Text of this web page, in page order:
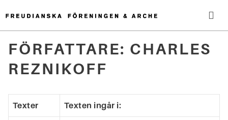
till
innehåll
efter:
FÖRFATTARE: CHARLES
REZNIKOFF
Texter Texten ingår i: